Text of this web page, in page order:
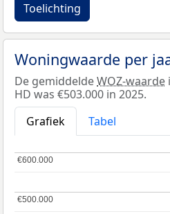
Toelichting
Woningwaarde per
De gemiddeldeWOZ-waarde
HD was €503.000 in 2025.
Grafiek
Tabel
€500.000
€500.000
€600.000
€600.000